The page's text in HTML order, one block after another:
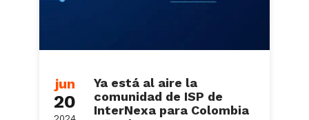
jun
20
Ya está al aire la
comunidad de ISP de
InterNexa para Colombia